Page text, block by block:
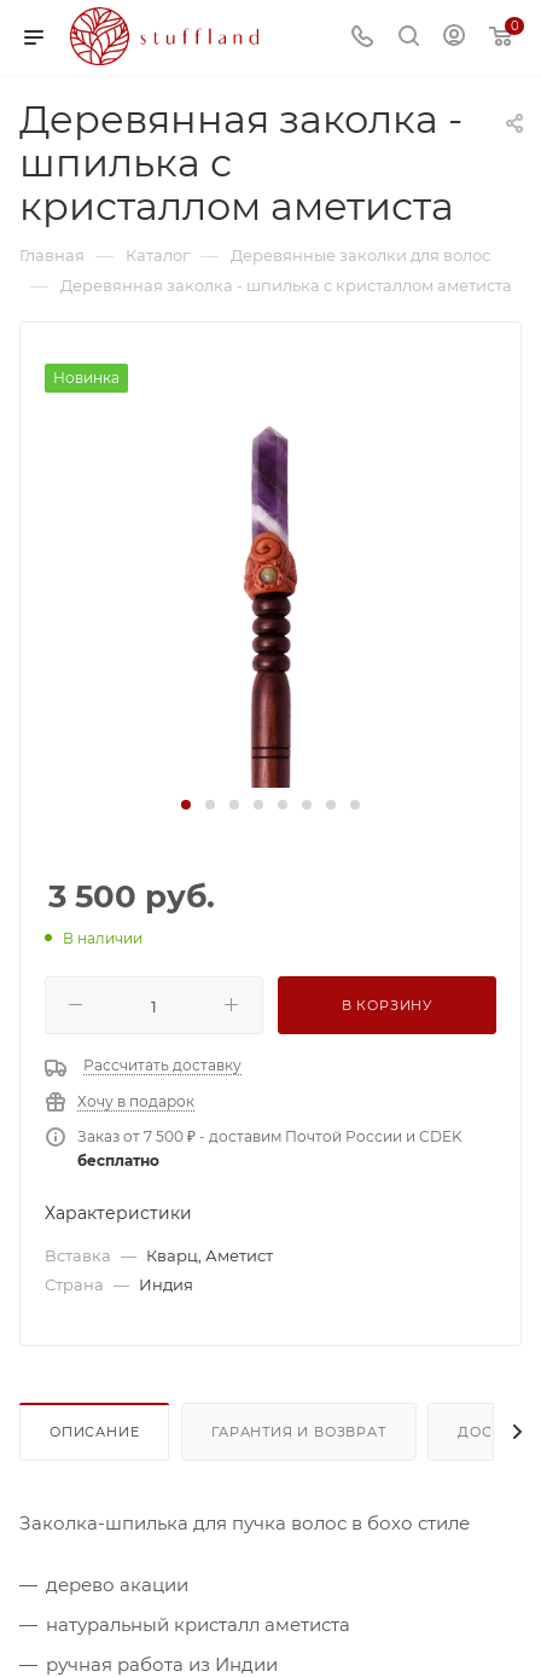
0
Деревянная заколка -
шпилька с
кристаллом аметиста
Главная — Каталог — Деревянные заколки для волос
— Деревянная заколка - шпилька с кристаллом аметиста
Новинка
3 500 руб.
В наличии
В КОРЗИНУ
Рассчитать доставку
Хочу в подарок
Заказ от 7 500 ₽ - доставим Почтой России и CDEK
бесплатно
Характеристики
Вставка — Кварц, Аметист
Страна — Индия
ОПИСАНИЕ ГАРАНТИЯ И ВОЗВРАТ
Заколка-шпилька для пучка волос в бохо стиле
дерево акации
натуральный кристалл аметиста
ручная работа из Индии